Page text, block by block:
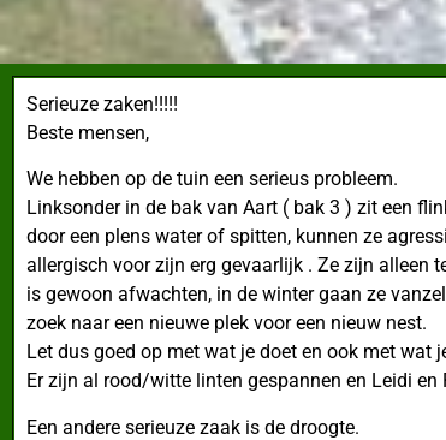
Serieuze zaken!!!!!
Beste mensen,
We hebben op de tuin een serieus probleem.
Linksonder in de bak van Aart ( bak 3 ) zit een
door een plens water of spitten, kunnen ze
allergisch voor zijn erg gevaarlijk . Ze zijn alleen
is gewoon afwachten, in de winter gaan ze
zoek naar een nieuwe plek voor een nieuw nest.
Let dus goed op met wat je doet en ook met wat
Er zijn al rood/witte linten gespannen en Leidi
Een andere serieuze zaak is de droogte.